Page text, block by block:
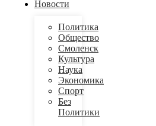
Новости
Политика
Общество
Смоленск
Культура
Наука
Экономика
Спорт
Без
Политики